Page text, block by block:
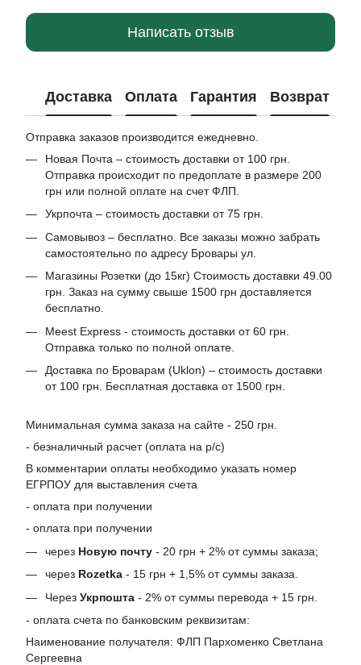
Написать отзыв
Доставка Оплата Гарантия Возврат
Отправка заказов производится ежедневно.
Новая Почта – стоимость доставки от 100 грн.
Отправка происходит по предоплате в размере 200
грн или полной оплате на счет ФЛП.
Укрпочта – стоимость доставки от 75 грн.
Самовывоз – бесплатно. Все заказы можно забрать
самостоятельно по адресу Бровары ул.
Магазины Розетки (до 15кг) Стоимость доставки 49.00
грн. Заказ на сумму свыше 1500 грн доставляется
бесплатно.
Meest Express - стоимость доставки от 60 грн.
Отправка только по полной оплате.
Доставка по Броварам (Uklon) – стоимость доставки
от 100 грн. Бесплатная доставка от 1500 грн.
Минимальная сумма заказа на сайте - 250 грн.
- безналичный расчет (оплата на р/с)
В комментарии оплаты необходимо указать номер
ЕГРПОУ для выставления счета
- оплата при получении
- оплата при получении
через Новую почту - 20 грн + 2% от суммы заказа;
через Rozetka - 15 грн + 1,5% от суммы заказа.
Через Укрпошта - 2% от суммы перевода + 15 грн.
- оплата счета по банковским реквизитам:
Наименование получателя: ФЛП Пархоменко Светлана
Сергеевна